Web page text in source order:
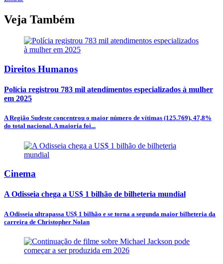
Veja Também
Direitos Humanos
Polícia registrou 783 mil atendimentos especializados à mulher
em 2025
A Região Sudeste concentrou o maior número de vítimas (125.769), 47,8%
do total nacional. A maioria foi...
Cinema
A Odisseia chega a US$ 1 bilhão de bilheteria mundial
A Odisseia ultrapassa US$ 1 bilhão e se torna a segunda maior bilheteria da
carreira de Christopher Nolan